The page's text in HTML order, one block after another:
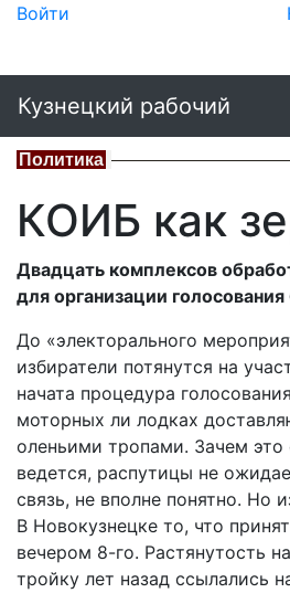
Войти
Кузнецкий рабочий
Политика
КОИБ как
Двадцать комплексов
для организации
До «электорального
избиратели потянутся на
начата процедура
моторных ли лодках
оленьими тропами. Зачем это
ведется, распутицы не
связь, не вполне понятно. Но
В Новокузнецке то, что
вечером 8-го. Растянутость
тройку лет назад ссылались